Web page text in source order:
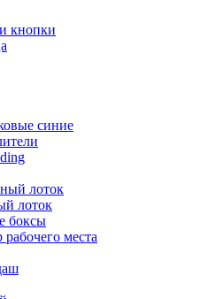
кнопки
синие
лоток
лоток
боксы
места